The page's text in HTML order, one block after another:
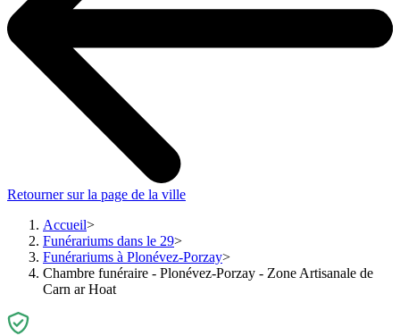
Retourner sur la page de la ville
Accueil
Funérariums dans le 29
Funérariums à Plonévez-Porzay
Chambre funéraire - Plonévez-Porzay - Zone Artisanale de
Carn ar Hoat